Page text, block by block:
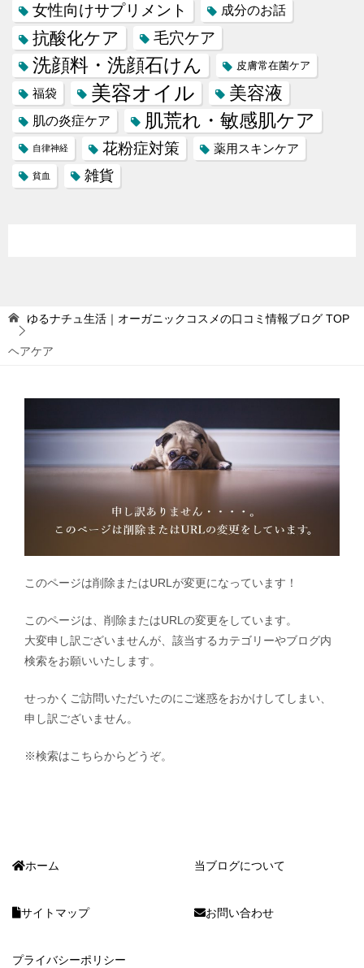
女性向けサプリメント 成分のお話
抗酸化ケア 毛穴ケア
洗顔料・洗顔石けん 皮膚常在菌ケア
福袋 美容オイル 美容液
肌の炎症ケア 肌荒れ・敏感肌ケア
自律神経 花粉症対策 薬用スキンケア
貧血 雑貨
ゆるナチュ生活｜オーガニックコスメの口コミ情報ブログ TOP
ヘアケア
このページは削除またはURLが変更になっています！
このページは、削除またはURLの変更をしています。
大変申し訳ございませんが、該当するカテゴリーやブログ内
検索をお願いいたします。
せっかくご訪問いただいたのにご迷惑をおかけしてしまい、
申し訳ございません。
※検索はこちらからどうぞ。
ホーム 当ブログについて
サイトマップ お問い合わせ
プライバシーポリシー